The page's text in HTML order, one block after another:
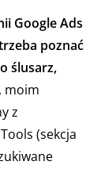
Google Ads
poznać
ślusarz,
moim
z
(sekcja